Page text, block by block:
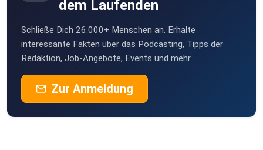
dem Laufenden
Schließe Dich 26.000+ Menschen an. Erhalte
interessante Fakten über das Podcasting, Tipps der
Redaktion, Job-Angebote, Events und mehr.
Zur Anmeldung